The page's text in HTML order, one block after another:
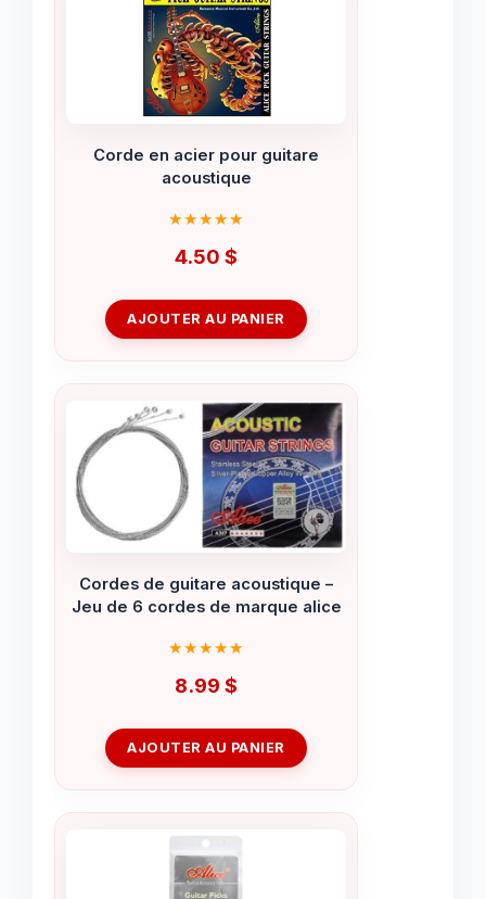
Corde en acier pour guitare
acoustique
4.50 $
AJOUTER AU PANIER
Cordes de guitare acoustique –
Jeu de 6 cordes de marque alice
8.99 $
AJOUTER AU PANIER